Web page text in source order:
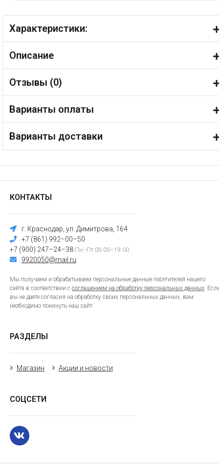
Характеристики:
Описание
Отзывы (0)
Варианты оплаты
Варианты доставки
КОНТАКТЫ
г. Краснодар, ул. Димитрова, 164
+7 (861) 992–00–50
+7 (900) 247–24–38 Пн–Пт 09:00–19:00
9920050@mail.ru
Мы получаем и обрабатываем персональные данные посетителей нашего
сайта в соответствии с соглашением на обработку персональных данных.
вы не даете согласия на обработку своих персональных данных, вам
необходимо покинуть наш сайт.
РАЗДЕЛЫ
Магазин Акции и новости
СОЦСЕТИ